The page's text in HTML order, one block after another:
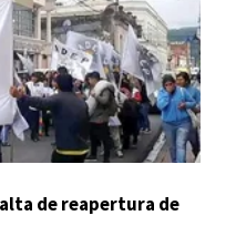
de reapertura de